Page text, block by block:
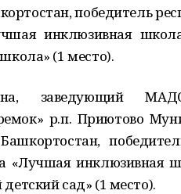
победитель
инклюзивная
(1 место).
заведующий
р.п. Приютово
«Лучшая инклюзивная
сад» (1 место).